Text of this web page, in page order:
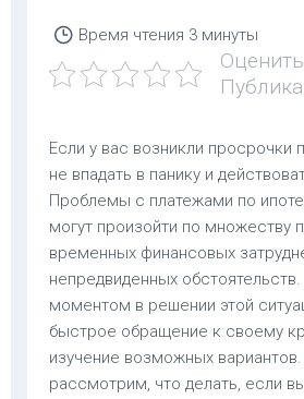
Время чтения 3 минуты
Оценить
Если у вас возникли просрочки
не впадать в панику и
Проблемы с платежами по
могут произойти по множеству
временных финансовых
непредвиденных
моментом в решении этой
быстрое обращение к своему
изучение возможных
рассмотрим, что делать, если